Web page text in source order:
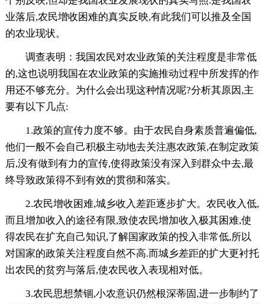
业落后,农民增收困难的真实反映,有此我们可以推及全国
的农业现状。
调查表明：我国农民对农业政策的关注程度是非常低
的,这也说明我国在农业政策的实施推动过程中所发挥的作
用还不够充分。为什么会出现这种情况呢?分析其原因,主
要有以下几点:
1.政策的宣传力度不够。由于农民自身素质普遍偏低,
他们一般不会自己积极主动地去关注惠农政策,在制定政策
后,没有做到有力的宣传,使得政策没有深入到群众中去,最
终导致政策得不到有效的贯彻和落实。
2.农民增收困难,城乡收入差距逐步扩大。农民收入低,
而且增加收入的途径有限,致使农民增加收入极其困难,使
得农民在扩充自己知识,了解国家政策的投入非常低,所以
对国家的政策关注程度自然不高.而城乡差距的扩大更衬托
出农民的贫穷与落后,使农民收入表现相对低。
3.农民思想禁锢,小农意识仍然根深蒂固,进一步制约了